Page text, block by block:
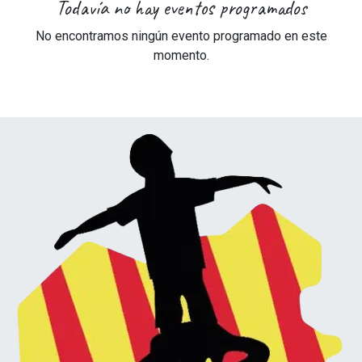
Todavía no hay eventos programados
No encontramos ningún evento programado en este
momento.